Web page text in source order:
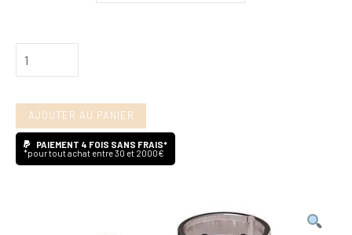
quantité
de
Mackenzie
Analogique
AJOUTER AU PANIER
PAIEMENT 4 FOIS SANS FRAIS*
*pour tout achat entre 30 et 2000€